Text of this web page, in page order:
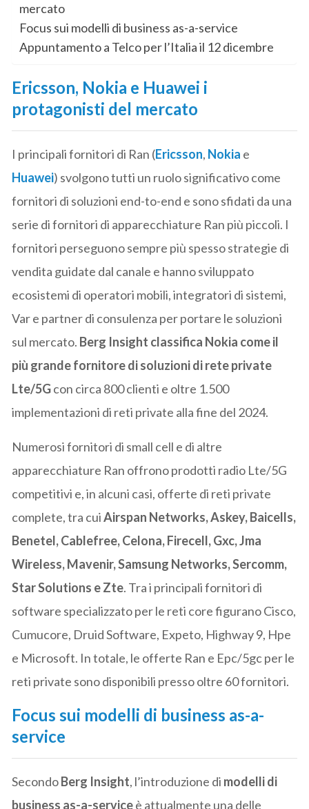
mercato
Focus sui modelli di business as-a-service
Appuntamento a Telco per l’Italia il 12 dicembre
Ericsson, Nokia e Huawei i
protagonisti del mercato
I principali fornitori di Ran (Ericsson, Nokia e
Huawei) svolgono tutti un ruolo significativo come
fornitori di soluzioni end-to-end e sono sfidati da una
serie di fornitori di apparecchiature Ran più piccoli. I
fornitori perseguono sempre più spesso strategie di
vendita guidate dal canale e hanno sviluppato
ecosistemi di operatori mobili, integratori di sistemi,
Var e partner di consulenza per portare le soluzioni
sul mercato. Berg Insight classifica Nokia come il
più grande fornitore di soluzioni di rete private
Lte/5Gcon circa 800 clienti e oltre 1.500
implementazioni di reti private alla fine del 2024.
Numerosi fornitori di small cell e di altre
apparecchiature Ran offrono prodotti radio Lte/5G
competitivi e, in alcuni casi, offerte di reti private
complete, tra cuiAirspan Networks, Askey, Baicells,
Benetel, Cablefree, Celona, Firecell, Gxc, Jma
Wireless, Mavenir, Samsung Networks, Sercomm,
Star Solutions e Zte. Tra i principali fornitori di
software specializzato per le reti core figurano Cisco,
Cumucore, Druid Software, Expeto, Highway 9, Hpe
e Microsoft. In totale, le offerte Ran e Epc/5gc per le
reti private sono disponibili presso oltre 60 fornitori.
Focus sui modelli di business as-a-
service
SecondoBerg Insight, l’introduzione di modelli di
business as-a-serviceè attualmente una delle